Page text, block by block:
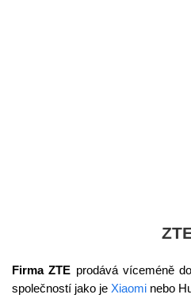
Firma ZTE prodává víceméně
společností jako je Xiaominebo